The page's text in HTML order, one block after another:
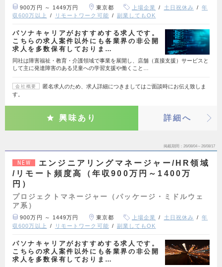
900万円 ～ 1449万円 東京都 上場企業 土日祝休み
年
収600万以上
リモートワーク可能 副業してもOK
パソナキャリアがおすすめする求人です。
こちらの求人案件以外にも各業界の非公開
求人を多数保有しておりま…
同社は障害福祉・教育・介護領域で事業を展開し、店舗（直接支援）サービスと
して主に発達障害のある児童への学習支援や働くこと…
会社概要
匿名求人のため、求人詳細につきましてはご面談時にお伝え致しま
す。
興味あり 詳細へ
掲載期間 26/08/04～26/08/17
NEW
エンジニアリングマネージャー/HR領域
/リモート頻度高（年収900万円～1400万
円）
プロジェクトマネージャー（パッケージ・ミドルウェ
ア系）
900万円 ～ 1449万円 東京都 上場企業 土日祝休み
年
収600万以上
リモートワーク可能 副業してもOK
パソナキャリアがおすすめする求人です。
こちらの求人案件以外にも各業界の非公開
求人を多数保有しておりま…